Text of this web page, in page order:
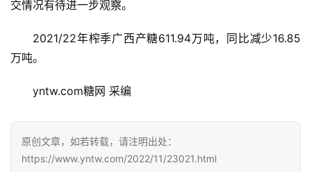
云
糖
交情况有待进一步观察。
2021/22年榨季广西产糖611.94万吨，同比减少16.85
万吨。
yntw.com糖网 采编
原创文章，如若转载，请注明出处：
https://www.yntw.com/2022/11/23021.html